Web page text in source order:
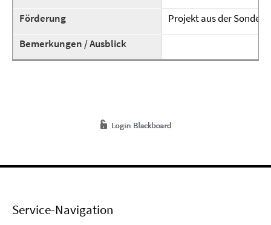
Förderung
Projekt aus der
Bemerkungen / Ausblick
Service-Navigation